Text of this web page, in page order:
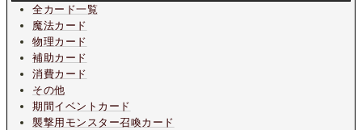
全カード一覧
魔法カード
物理カード
補助カード
消費カード
その他
期間イベントカード
襲撃用モンスター召喚カード